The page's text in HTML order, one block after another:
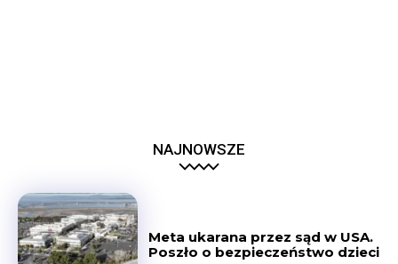
NAJNOWSZE
Meta ukarana przez sąd w USA.
Poszło o bezpieczeństwo dzieci